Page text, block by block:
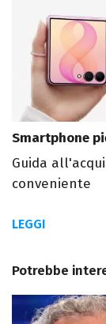
Smartphone
Guida
conveniente
LEGGI
Potrebbe